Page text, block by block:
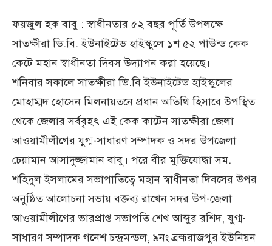
ফয়জুল হক বাবু : স্বাধীনতার ৫২ বছর পূর্তি উপলক্ষে
সাতক্ষীরা ডি.বি. ইউনাইটেড হাইস্কুলে ১শ ৫২ পাউন্ড কেক
কেটে মহান স্বাধীনতা দিবস উদ্যাপন করা হয়েছে।
শনিবার সকালে সাতক্ষীরা ডি.বি ইউনাইটেড হাইস্কুলের
মোহাম্মদ হোসেন মিলনায়তনে প্রধান অতিথি হিসাবে উপস্থিত
থেকে জেলার সর্ববৃহৎ এই কেক কাটেন সাতক্ষীরা জেলা
আওয়ামীলীগের যুগ্ম-সাধারণ সম্পাদক ও সদর উপজেলা
চেয়াম্যন আসাদুজ্জামান বাবু। পরে বীর মুক্তিযোদ্ধা সম.
শহিদুল ইসলামের সভাপাতিত্বে মহান স্বাধীনতা দিবসের উপর
অনুষ্ঠিত আলোচনা সভায় বক্তব্য রাখেন সদর উপ-জেলা
আওয়ামীলীগের ভারপ্রাপ্ত সভাপতি শেখ আব্দুর রশিদ, যুগ্ম-
সাধারণ সম্পাদক গনেশ চন্দ্রমন্ডল, ৯নং ব্রহ্মরাজপুর ইউনিয়ন